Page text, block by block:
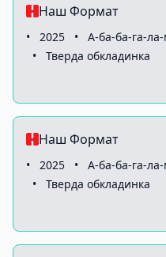
Наш Формат
• 2025 • А-ба-ба-га-
•
Тверда обкладинка
Наш Формат
• 2025 • А-ба-ба-га-
•
Тверда обкладинка